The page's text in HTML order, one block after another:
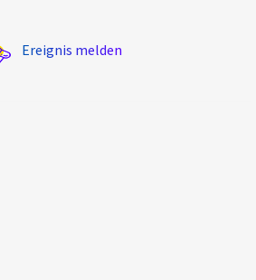
Ereignis melden